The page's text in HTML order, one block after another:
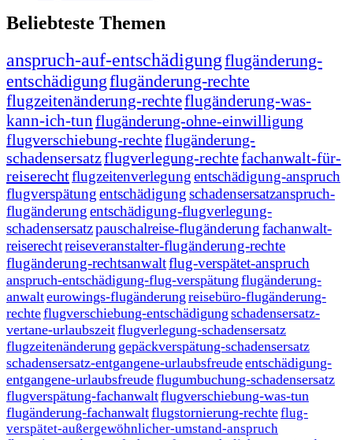
Beliebteste Themen
anspruch-auf-entschädigungflugänderung-
entschädigungflugänderung-rechte
flugzeitenänderung-rechteflugänderung-was-
kann-ich-tun flugänderung-ohne-einwilligung
flugverschiebung-rechteflugänderung-
schadensersatzflugverlegung-rechtefachanwalt-für-
reiserechtflugzeitenverlegungentschädigung-anspruch
flugverspätungentschädigungschadensersatzanspruch-
flugänderungentschädigung-flugverlegung-
schadensersatzpauschalreise-flugänderungfachanwalt-
reiserechtreiseveranstalter-flugänderung-rechte
flugänderung-rechtsanwaltflug-verspätet-anspruch
anspruch-entschädigung-flug-verspätung flugänderung-
anwalteurowings-flugänderung reisebüro-flugänderung-
rechteflugverschiebung-entschädigung schadensersatz-
vertane-urlaubszeitflugverlegung-schadensersatz
flugzeitenänderung gepäckverspätung-schadensersatz
schadensersatz-entgangene-urlaubsfreudeentschädigung-
entgangene-urlaubsfreudeflugumbuchung-schadensersatz
flugverspätung-fachanwaltflugverschiebung-was-tun
flugänderung-fachanwaltflugstornierung-rechteflug-
verspätet-außergewöhnlicher-umstand-anspruch